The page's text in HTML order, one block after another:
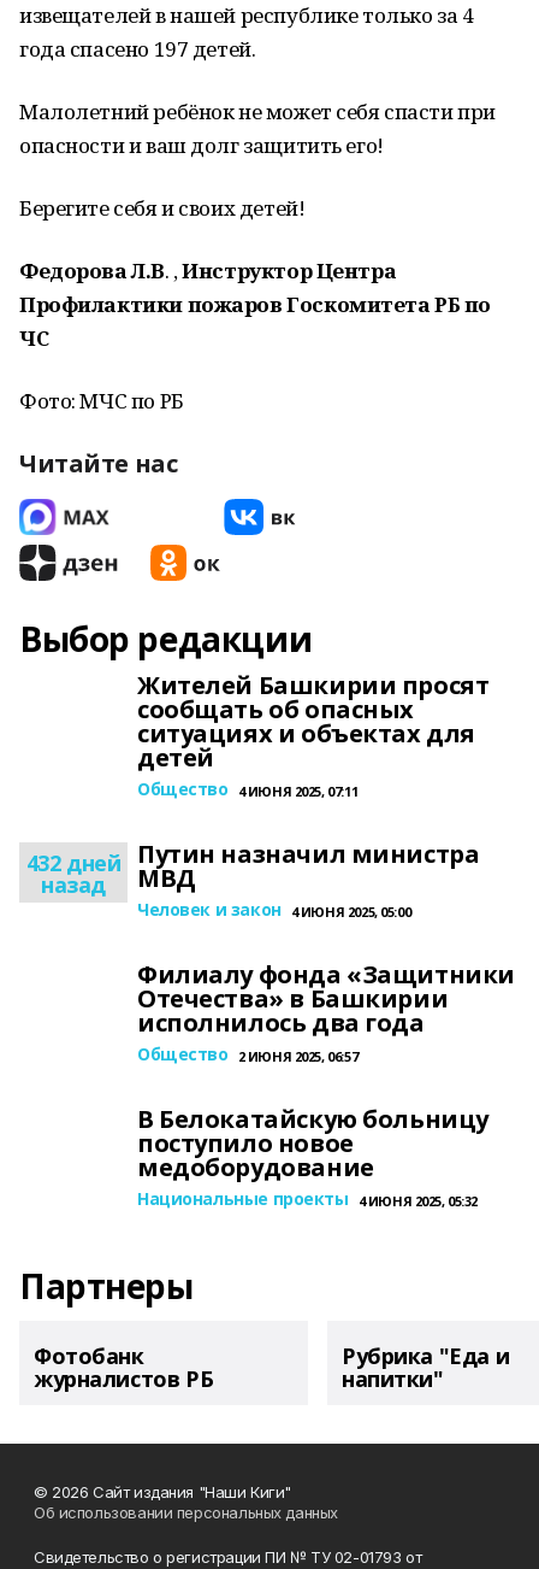
извещателей в нашей республике только за 4
года спасено 197 детей.
Малолетний ребёнок не может себя спасти при
опасности и ваш долг защитить его!
Берегите себя и своих детей!
Федорова Л.В. ,Инструктор Центра
Профилактики пожаровГоскомитета РБ по
ЧС
Фото: МЧС по РБ
Читайте нас
Выбор редакции
Жителей Башкирии просят
сообщать об опасных
ситуациях и объектах для
детей
Общество 4 ИЮНЯ 2025, 07:11
432 дней
назад
Путин назначил министра
МВД
Человек и закон 4 ИЮНЯ 2025, 05:00
Филиалу фонда «Защитники
Отечества» в Башкирии
исполнилось два года
Общество 2 ИЮНЯ 2025, 06:57
В Белокатайскую больницу
поступило новое
медоборудование
Национальные проекты 4 ИЮНЯ 2025, 05:32
Партнеры
Фотобанк
журналистов РБ
Рубрика "Еда и
напитки"
© 2026 Сайт издания "Наши Киги"
Об использовании персональных данных
Свидетельство о регистрации ПИ № ТУ 02-01793 от